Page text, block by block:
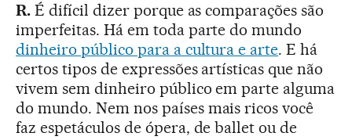
R.É difícil dizer porque as comparações são
imperfeitas. Há em toda parte do mundo
dinheiro público para a cultura e arte. E há
certos tipos de expressões artísticas que não
vivem sem dinheiro público em parte alguma
do mundo. Nem nos países mais ricos você
faz espetáculos de ópera, de ballet ou de